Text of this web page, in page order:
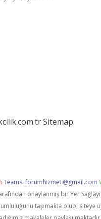
Sitemap
Teams:forumhizmeti@gmail.com
onaylanmış bir Yer
taşımakta olup,